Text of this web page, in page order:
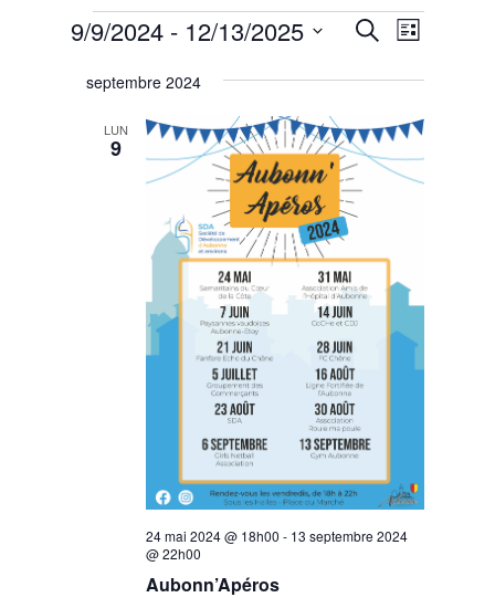
Évènements Recherche
navigation
vues
Recherche
de
vues
Liste
9/9/2024 - 12/13/2025
une
septembre 2024
LUN
9
Aubonn’Apéros
24 mai 2024 @ 18h00 - 13 septembre 2024
@ 22h00